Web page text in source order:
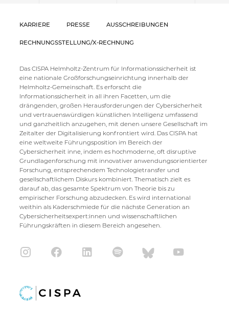
KARRIERE PRESSE AUSSCHREIBUNGEN
RECHNUNGSSTELLUNG/X-RECHNUNG
Das CISPA Helmholtz-Zentrum für Informationssicherheit ist
eine nationale Großforschungseinrichtung innerhalb der
Helmholtz-Gemeinschaft. Es erforscht die
Informationssicherheit in all ihren Facetten, um die
drängenden, großen Herausforderungen der Cybersicherheit
und vertrauenswürdigen künstlichen Intelligenz umfassend
und ganzheitlich anzugehen, mit denen unsere Gesellschaft im
Zeitalter der Digitalisierung konfrontiert wird. Das CISPA hat
eine weltweite Führungsposition im Bereich der
Cybersicherheit inne, indem es hochmoderne, oft disruptive
Grundlagenforschung mit innovativer anwendungsorientierter
Forschung, entsprechendem Technologietransfer und
gesellschaftlichem Diskurs kombiniert. Thematisch zielt es
darauf ab, das gesamte Spektrum von Theorie bis zu
empirischer Forschung abzudecken. Es wird international
weithin als Kaderschmiede für die nächste Generation an
Cybersicherheitsexpert:innen und wissenschaftlichen
Führungskräften in diesem Bereich angesehen.